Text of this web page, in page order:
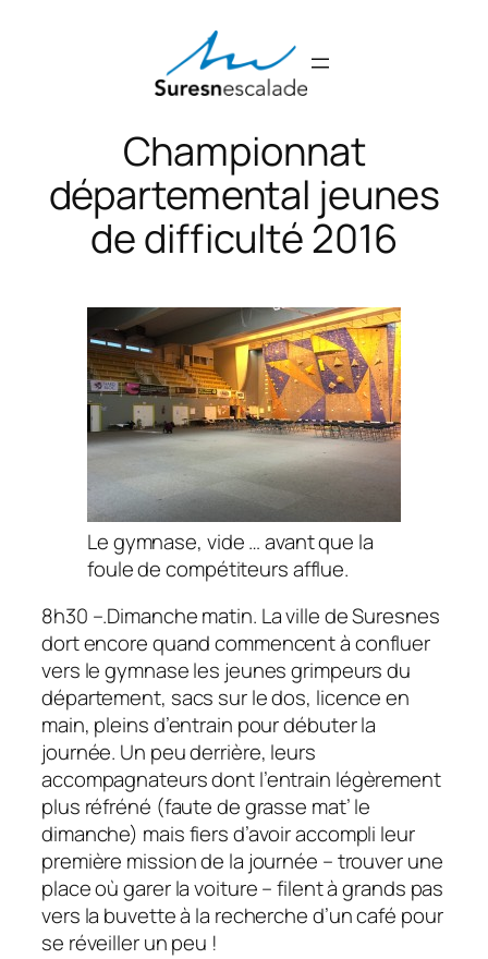
Championnat
départemental jeunes
de difficulté 2016
Le gymnase, vide … avant que la
foule de compétiteurs afflue.
8h30 –.Dimanche matin. La ville de Suresnes
dort encore quand commencent à confluer
vers le gymnase les jeunes grimpeurs du
département, sacs sur le dos, licence en
main, pleins d’entrain pour débuter la
journée. Un peu derrière, leurs
accompagnateurs dont l’entrain légèrement
plus réfréné (faute de grasse mat’ le
dimanche) mais fiers d’avoir accompli leur
première mission de la journée – trouver une
place où garer la voiture – filent à grands pas
vers la buvette à la recherche d’un café pour
se réveiller un peu !